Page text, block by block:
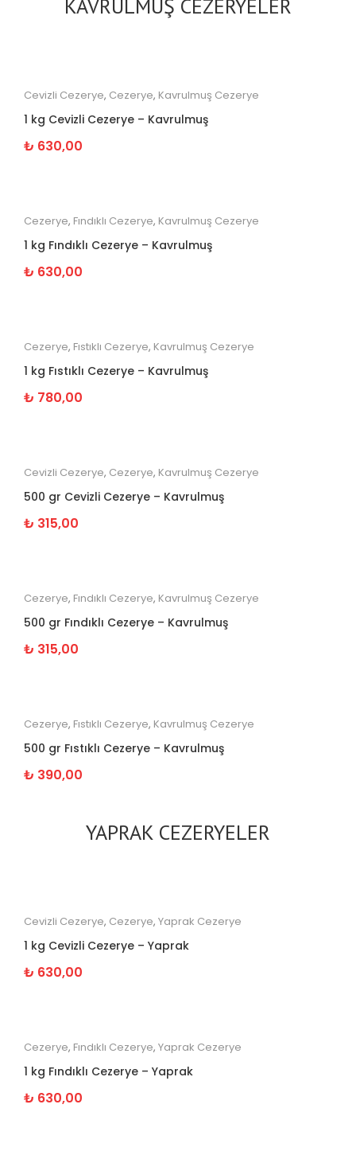
KAVRULMUŞ CEZERYELER
Cevizli Cezerye, Cezerye, Kavrulmuş Cezerye
1 kg Cevizli Cezerye – Kavrulmuş
₺ 630,00
Cezerye, Fındıklı Cezerye, Kavrulmuş Cezerye
1 kg Fındıklı Cezerye – Kavrulmuş
₺ 630,00
Cezerye, Fıstıklı Cezerye, Kavrulmuş Cezerye
1 kg Fıstıklı Cezerye – Kavrulmuş
₺ 780,00
Cevizli Cezerye, Cezerye, Kavrulmuş Cezerye
500 gr Cevizli Cezerye – Kavrulmuş
₺ 315,00
Cezerye, Fındıklı Cezerye, Kavrulmuş Cezerye
500 gr Fındıklı Cezerye – Kavrulmuş
₺ 315,00
Cezerye, Fıstıklı Cezerye, Kavrulmuş Cezerye
500 gr Fıstıklı Cezerye – Kavrulmuş
₺ 390,00
YAPRAK CEZERYELER
Cevizli Cezerye, Cezerye, Yaprak Cezerye
1 kg Cevizli Cezerye – Yaprak
₺ 630,00
Cezerye, Fındıklı Cezerye, Yaprak Cezerye
1 kg Fındıklı Cezerye – Yaprak
₺ 630,00